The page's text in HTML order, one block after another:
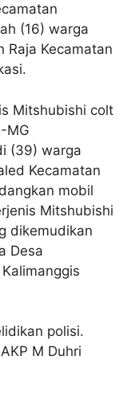
(16) warga
Raja Kecamatan
Mitshubishi colt
MG
(39) warga
Kecamatan
mobil
Mitshubishi
dikemudikan
Desa
polisi.
M Duhri